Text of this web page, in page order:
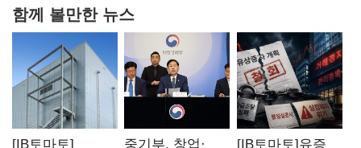
함께 볼만한 뉴스
[IB토마토]
중기부, 창업·
[IB토마토]유증